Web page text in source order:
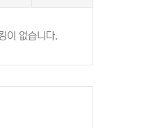
이 없습니다.